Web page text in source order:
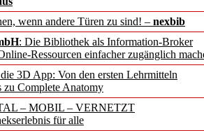
wenn andere Türen zu sind! – nexbib
: Die Bibliothek als Information-Broker
Ressourcen einfacher zugänglich
3D App: Von den ersten Lehrmitteln
zu Complete Anatomy
– MOBIL – VERNETZT
für alle
Zeitschrift für
Attempto
Information